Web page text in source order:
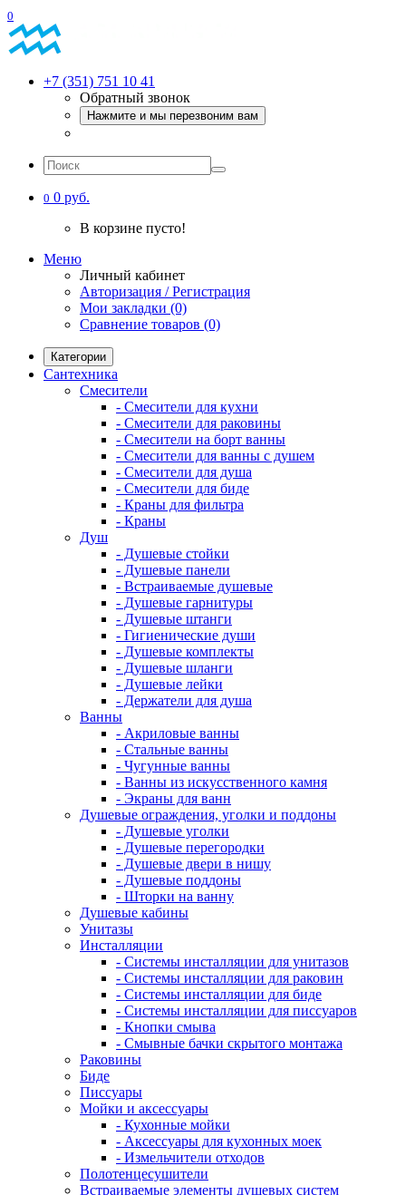
0
+7 (351) 751 10 41
Обратный звонок
Нажмите и мы перезвоним вам
0 0 руб.
В корзине пусто!
Меню
Личный кабинет
Авторизация / Регистрация
Мои закладки (0)
Сравнение товаров (0)
Категории
Сантехника
Смесители
- Смесители для кухни
- Смесители для раковины
- Смесители на борт ванны
- Смесители для ванны с душем
- Смесители для душа
- Смесители для биде
- Краны для фильтра
- Краны
Душ
- Душевые стойки
- Душевые панели
- Встраиваемые душевые
- Душевые гарнитуры
- Душевые штанги
- Гигиенические души
- Душевые комплекты
- Душевые шланги
- Душевые лейки
- Держатели для душа
Ванны
- Акриловые ванны
- Стальные ванны
- Чугунные ванны
- Ванны из искусственного камня
- Экраны для ванн
Душевые ограждения, уголки и поддоны
- Душевые уголки
- Душевые перегородки
- Душевые двери в нишу
- Душевые поддоны
- Шторки на ванну
Душевые кабины
Унитазы
Инсталляции
- Системы инсталляции для унитазов
- Системы инсталляции для раковин
- Системы инсталляции для биде
- Системы инсталляции для писсуаров
- Кнопки смыва
- Смывные бачки скрытого монтажа
Раковины
Биде
Писсуары
Мойки и аксессуары
- Кухонные мойки
- Аксессуары для кухонных моек
- Измельчители отходов
Полотенцесушители
Встраиваемые элементы душевых систем